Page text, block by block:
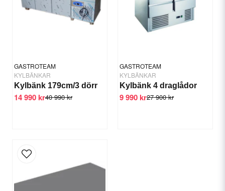
GASTROTEAM
KYLBÄNKAR
Kylbänk 179cm/3 dörr
40 990 kr
14 990 kr
GASTROTEAM
KYLBÄNKAR
Kylbänk 4 draglådor
27 900 kr
9 990 kr
Ja, ni får publicera min fråga